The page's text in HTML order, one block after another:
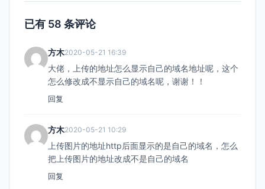
已有 58 条评论
方木2020-05-21 16:39
大佬，上传的地址怎么显示自己的域名地址呢，这个
怎么修改成不显示自己的域名呢，谢谢！！
回复
方木2020-05-21 10:29
上传图片的地址http后面显示的是自己的域名，怎么
把上传图片的地址改成不是自己的域名
回复